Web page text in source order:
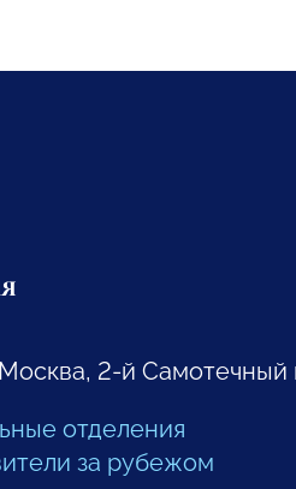
Москва, 2-й Самотечный
отделения
за рубежом